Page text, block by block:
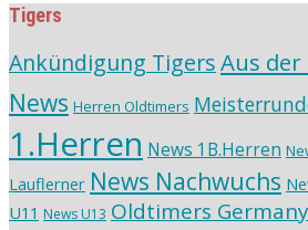
Tigers
Ankündigung TigersAus der
News Herren Oldtimers
1.Herren News 1B.Herren
Lauflerner News Nachwuchs
U11 News U13 Oldtimers Germany